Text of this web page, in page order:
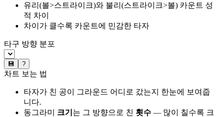
유리(볼>스트라이크)와 불리(스트라이크>볼) 카운트 성
적 차이
차이가 클수록 카운트에 민감한 타자
타구 방향 분포
💾 ?
차트 보는 법
타자가 친 공이 그라운드 어디로 갔는지 한눈에 보여줍
니다.
동그라미 크기 는 그 방향으로 친 횟수 — 많이 칠수록 크